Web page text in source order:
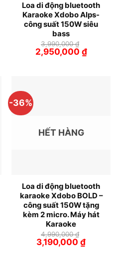
Loa di động bluetooth
Karaoke Xdobo Alps-
công suất 150W siêu
bass
3,990,000₫
Giá
gốc
2,950,000 ₫Giá
hiện
-36%
HẾT HÀNG
Loa di động bluetooth
karaoke Xdobo BOLD –
công suất 150W tặng
kèm 2 micro. Máy hát
Karaoke
4,990,000₫
Giá
gốc
3,190,000 ₫Giá